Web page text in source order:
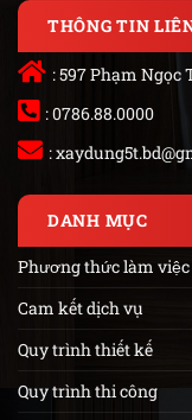
THÔNG TIN
: 597 Phạm Ngọc
: 0786.88.0000
:
DANH MỤC
Phương thức làm việc
Cam kết dịch vụ
Quy trình thiết kế
Quy trình thi công